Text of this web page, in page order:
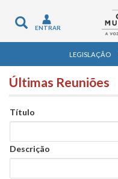
Toggle
navigation
ENTRAR
LEGISLAÇÃO
Últimas Reuniões
Título
Descrição